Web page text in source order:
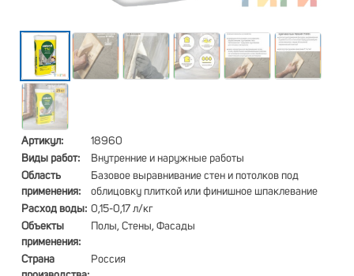
Артикул:
18960
Виды работ:
Внутренние и наружные работы
Область
применения:
Базовое выравнивание стен и потолков под
облицовку плиткой или финишное шпаклевание
Расход воды: 0,15-0,17 л/кг
Объекты
применения:
Полы, Стены, Фасады
Страна
Россия